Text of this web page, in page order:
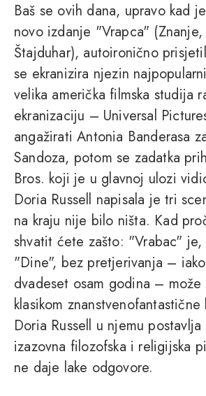
Baš se ovih dana, upravo kad
novo izdanje "Vrapca"
Štajduhar), autoironično
se ekranizira njezin
velika američka filmska studija
ekranizaciju – Universal
angažirati Antonia Banderasa
Sandoza, potom se zadatka
Bros. koji je u glavnoj ulozi
Doria Russell napisala je tri
na kraju nije bilo ništa. Kad
shvatit ćete zašto: "Vrabac" je,
"Dine", bez pretjerivanja –
dvadeset osam godina – može
klasikom
Doria Russell u njemu
izazovna filozofska i religijska
ne daje lake odgovore.